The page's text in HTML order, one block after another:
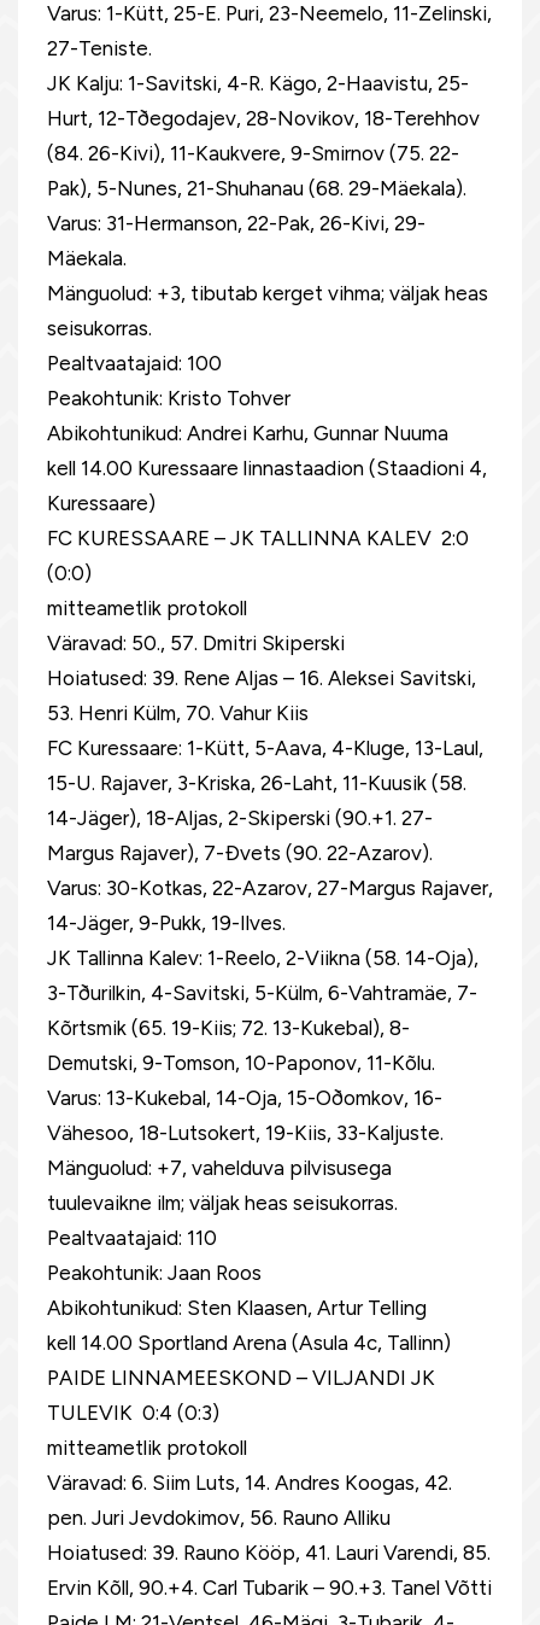
Varus: 1-Kütt, 25-E. Puri, 23-Neemelo, 11-Zelinski,
27-Teniste.
JK Kalju: 1-Savitski, 4-R. Kägo, 2-Haavistu, 25-
Hurt, 12-Tðegodajev, 28-Novikov, 18-Terehhov
(84. 26-Kivi), 11-Kaukvere, 9-Smirnov (75. 22-
Pak), 5-Nunes, 21-Shuhanau (68. 29-Mäekala).
Varus: 31-Hermanson, 22-Pak, 26-Kivi, 29-
Mäekala.
Mänguolud: +3, tibutab kerget vihma; väljak heas
seisukorras.
Pealtvaatajaid: 100
Peakohtunik: Kristo Tohver
Abikohtunikud: Andrei Karhu, Gunnar Nuuma
kell 14.00 Kuressaare linnastaadion (Staadioni 4,
Kuressaare)
FC KURESSAARE – JK TALLINNA KALEV 2:0
(0:0)
mitteametlik protokoll
Väravad: 50., 57. Dmitri Skiperski
Hoiatused: 39. Rene Aljas – 16. Aleksei Savitski,
53. Henri Külm, 70. Vahur Kiis
FC Kuressaare: 1-Kütt, 5-Aava, 4-Kluge, 13-Laul,
15-U. Rajaver, 3-Kriska, 26-Laht, 11-Kuusik (58.
14-Jäger), 18-Aljas, 2-Skiperski (90.+1. 27-
Margus Rajaver), 7-Ðvets (90. 22-Azarov).
Varus: 30-Kotkas, 22-Azarov, 27-Margus Rajaver,
14-Jäger, 9-Pukk, 19-Ilves.
JK Tallinna Kalev: 1-Reelo, 2-Viikna (58. 14-Oja),
3-Tðurilkin, 4-Savitski, 5-Külm, 6-Vahtramäe, 7-
Kõrtsmik (65. 19-Kiis; 72. 13-Kukebal), 8-
Demutski, 9-Tomson, 10-Paponov, 11-Kõlu.
Varus: 13-Kukebal, 14-Oja, 15-Oðomkov, 16-
Vähesoo, 18-Lutsokert, 19-Kiis, 33-Kaljuste.
Mänguolud: +7, vahelduva pilvisusega
tuulevaikne ilm; väljak heas seisukorras.
Pealtvaatajaid: 110
Peakohtunik: Jaan Roos
Abikohtunikud: Sten Klaasen, Artur Telling
kell 14.00 Sportland Arena (Asula 4c, Tallinn)
PAIDE LINNAMEESKOND – VILJANDI JK
TULEVIK 0:4 (0:3)
mitteametlik protokoll
Väravad: 6. Siim Luts, 14. Andres Koogas, 42.
pen. Juri Jevdokimov, 56. Rauno Alliku
Hoiatused: 39. Rauno Kööp, 41. Lauri Varendi, 85.
Ervin Kõll, 90.+4. Carl Tubarik – 90.+3. Tanel Võtti